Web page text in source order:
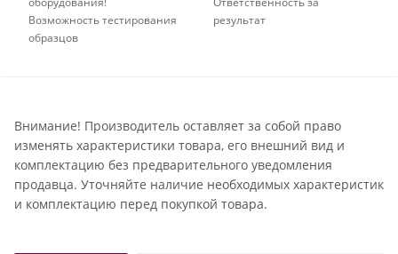
Возможность тестирования
образцов
результат
Внимание! Производитель оставляет за собой право
изменять характеристики товара, его внешний вид и
комплектацию без предварительного уведомления
продавца. Уточняйте наличие необходимых характеристик
и комплектацию перед покупкой товара.